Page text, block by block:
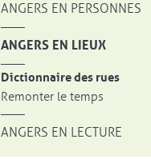
ANGERS EN PERSONNES
ANGERS EN LIEUX
Dictionnaire des rues
Remonter le temps
ANGERS EN LECTURE